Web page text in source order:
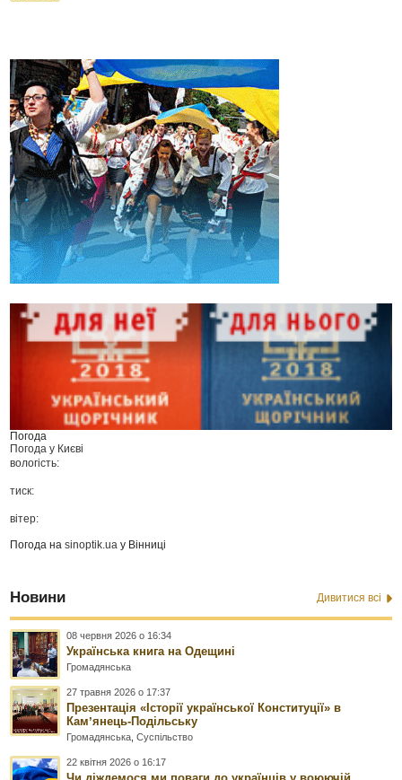
Погода
Погода у Києві
вологість:
тиск:
вітер:
Погода наsinoptik.ua у Вінниці
Новини Дивитися всі
08 червня 2026 о 16:34
Українська книга на Одещині
Громадянська
27 травня 2026 о 17:37
Презентація «Історії української Конституції» в
Камʼянець-Подільську
Громадянська ,Суспільство
22 квітня 2026 о 16:17